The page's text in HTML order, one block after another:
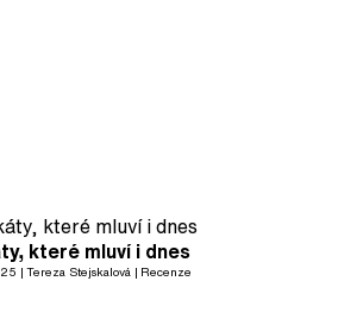
které mluví i dnes
Tereza Stejskalová Recenze